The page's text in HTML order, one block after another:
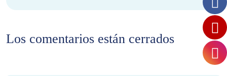
Los comentarios están cerrados